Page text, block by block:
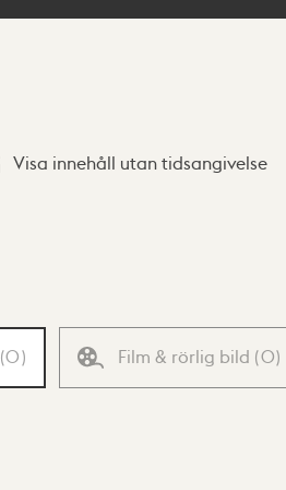
Visa innehåll utan tidsangivelse
(0) Film & rörlig bild (0)